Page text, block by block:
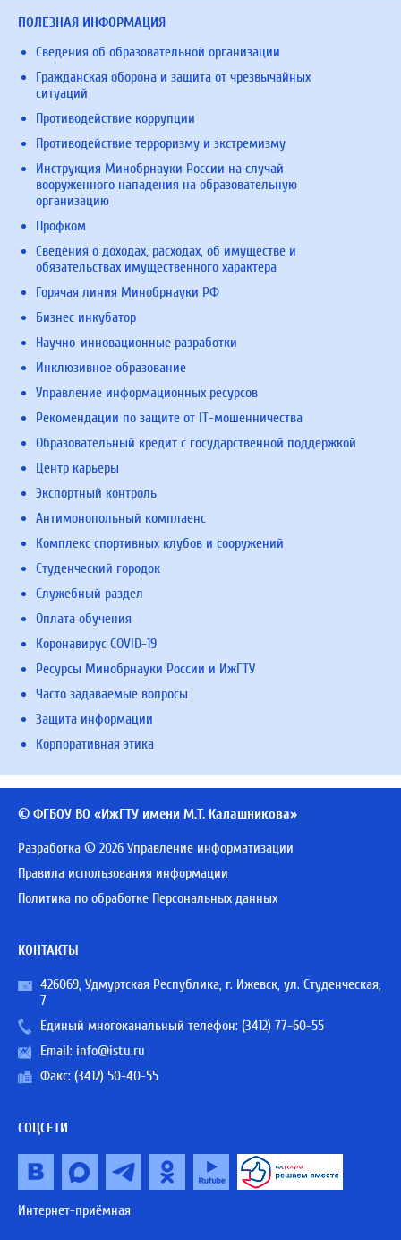
ПОЛЕЗНАЯ ИНФОРМАЦИЯ
Сведения об образовательной организации
Гражданская оборона и защита от чрезвычайных
ситуаций
Противодействие коррупции
Противодействие терроризму и экстремизму
Инструкция Минобрнауки России на случай
вооруженного нападения на образовательную
организацию
Профком
Сведения о доходах, расходах, об имуществе и
обязательствах имущественного характера
Горячая линия Минобрнауки РФ
Бизнес инкубатор
Научно-инновационные разработки
Инклюзивное образование
Управление информационных ресурсов
Рекомендации по защите от IT-мошенничества
Образовательный кредит с государственной поддержкой
Центр карьеры
Экспортный контроль
Антимонопольный комплаенс
Комплекс спортивных клубов и сооружений
Студенческий городок
Служебный раздел
Оплата обучения
Коронавирус COVID-19
Ресурсы Минобрнауки России и ИжГТУ
Часто задаваемые вопросы
Защита информации
Корпоративная этика
© ФГБОУ ВО «ИжГТУ имени М.Т. Калашникова»
Разработка © 2026 Управление информатизации
Правила использования информации
Политика по обработке Персональных данных
КОНТАКТЫ
426069, Удмуртская Республика, г. Ижевск, ул. Студенческая,
7
Единый многоканальный телефон: (3412) 77-60-55
Email: info@istu.ru
Факс: (3412) 50-40-55
СОЦСЕТИ
Интернет-приёмная